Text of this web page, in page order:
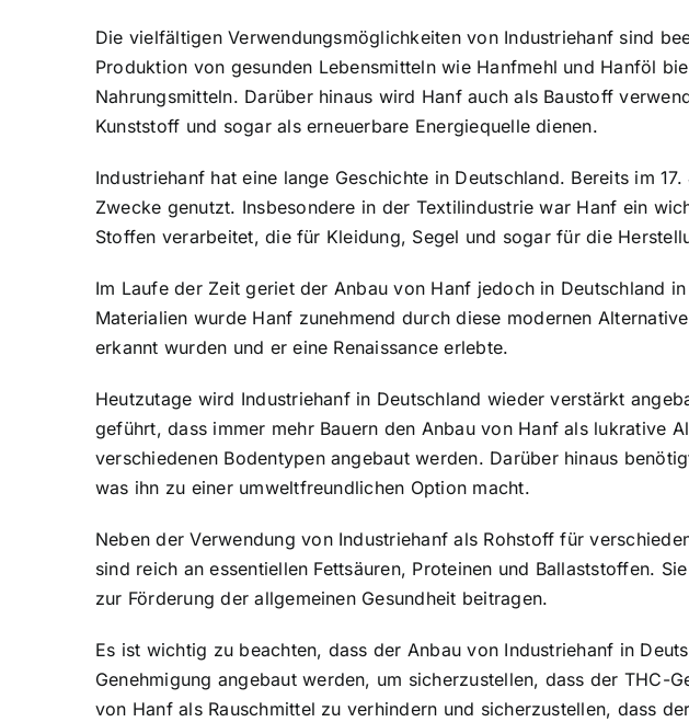
Die vielfältigen Verwendungsmöglichkeiten von Industriehanf sind
Produktion von gesunden Lebensmitteln wie Hanfmehl und Hanföl
Nahrungsmitteln. Darüber hinaus wird Hanf auch als Baustoff
Kunststoff und sogar als erneuerbare Energiequelle dienen.
Industriehanf hat eine lange Geschichte in Deutschland. Bereits im
Zwecke genutzt. Insbesondere in der Textilindustrie war Hanf ein
Stoffen verarbeitet, die für Kleidung, Segel und sogar für die
Im Laufe der Zeit geriet der Anbau von Hanf jedoch in Deutschland
Materialien wurde Hanf zunehmend durch diese modernen
erkannt wurden und er eine Renaissance erlebte.
Heutzutage wird Industriehanf in Deutschland wieder verstärkt
geführt, dass immer mehr Bauern den Anbau von Hanf als lukrative
verschiedenen Bodentypen angebaut werden. Darüber hinaus
was ihn zu einer umweltfreundlichen Option macht.
Neben der Verwendung von Industriehanf als Rohstoff für
sind reich an essentiellen Fettsäuren, Proteinen und Ballaststoffen.
zur Förderung der allgemeinen Gesundheit beitragen.
Es ist wichtig zu beachten, dass der Anbau von Industriehanf in
Genehmigung angebaut werden, um sicherzustellen, dass der
von Hanf als Rauschmittel zu verhindern und sicherzustellen, dass